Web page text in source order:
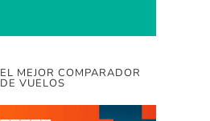
EL MEJOR COMPARADOR
DE VUELOS